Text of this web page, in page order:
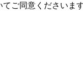
ご同意くださいま